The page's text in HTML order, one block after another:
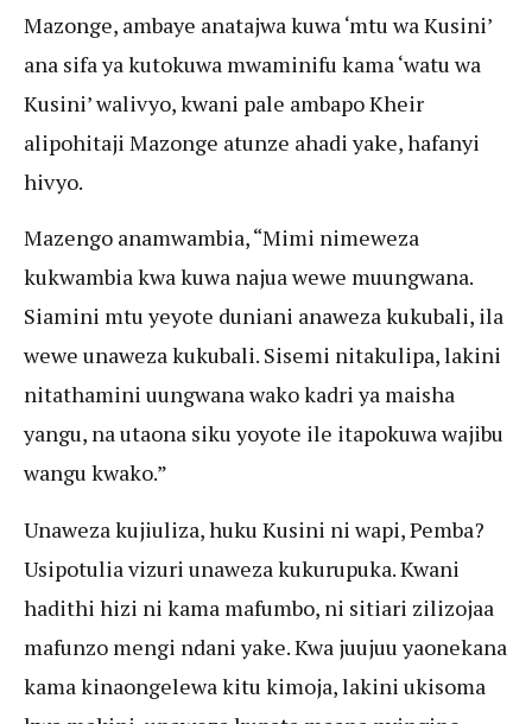
Mazonge, ambaye anatajwa kuwa ‘mtu wa Kusini’
ana sifa ya kutokuwa mwaminifu kama ‘watu wa
Kusini’ walivyo, kwani pale ambapo Kheir
alipohitaji Mazonge atunze ahadi yake, hafanyi
hivyo.
Mazengo anamwambia, “Mimi nimeweza
kukwambia kwa kuwa najua wewe muungwana.
Siamini mtu yeyote duniani anaweza kukubali, ila
wewe unaweza kukubali. Sisemi nitakulipa, lakini
nitathamini uungwana wako kadri ya maisha
yangu, na utaona siku yoyote ile itapokuwa wajibu
wangu kwako.”
Unaweza kujiuliza, huku Kusini ni wapi, Pemba?
Usipotulia vizuri unaweza kukurupuka. Kwani
hadithi hizi ni kama mafumbo, ni sitiari zilizojaa
mafunzo mengi ndani yake. Kwa juujuu yaonekana
kama kinaongelewa kitu kimoja, lakini ukisoma